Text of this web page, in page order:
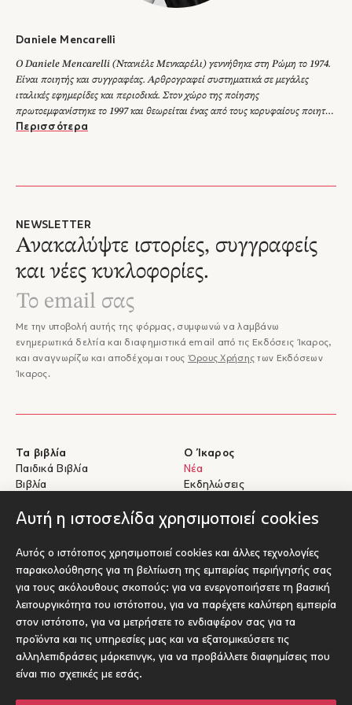
Αυτή η ιστοσελίδα χρησιμοποιεί cookies
Αυτός ο ιστότοπος χρησιμοποιεί cookies και άλλες τεχνολογίες
παρακολούθησης για τη βελτίωση της εμπειρίας περιήγησής σας
για τους ακόλουθους σκοπούς: για να ενεργοποιήσετε τη βασική
λειτουργικότητα του ιστότοπου, για να παρέχετε καλύτερη εμπειρία
στον ιστότοπο, για να μετρήσετε το ενδιαφέρον σας για τα
προϊόντα και τις υπηρεσίες μας και να εξατομικεύσετε τις
αλληλεπιδράσεις μάρκετινγκ, για να προβάλλετε διαφημίσεις που
είναι πιο σχετικές με εσάς.
Daniele Mencarelli
Ο Daniele Mencarelli (Ντανιέλε Μενκαρέλι) γεννήθηκε στη Ρώμη το 1974.
Είναι ποιητής και συγγραφέας. Αρθρογραφεί συστηματικά σε μεγάλες
ιταλικές εφημερίδες και περιοδικά. Στον χώρο της ποίησης
πρωτοεμφανίστηκε το 1997 και θεωρείται ένας από τους κορυφαίους ποιητές
της γενιάς του. Το 2018 κυκλοφόρησε το πρώτο του μυθιστόρημα La casa
πρόκειται να μεταφραστεί σε 15 χώρες. Το 2021 κυκλοφόρησε το Sempre
tornare (βραβείο Flaiano), με το οποίο ολοκληρώθηκε η άτυπη
αυτοβιογραφική τριλογία του. Το 2023 και το 2024 εκδόθηκαν αντίστοιχα τα
μυθιστορήματά του Fame d’aria και Brucia l’origine.
Περισσότερα
NEWSLETTER
Ανακαλύψτε ιστορίες, συγγραφείς
και νέες κυκλοφορίες.
Με την υποβολή αυτής της φόρμας, συμφωνώ να λαμβάνω
ενημερωτικά δελτία και διαφημιστικά email από τις Εκδόσεις Ίκαρος,
και αναγνωρίζω και αποδέχομαι τους Όρους Χρήσης των Εκδόσεων
Ίκαρος.
Τα βιβλία
Παιδικά Βιβλία
Βιβλία
Ο Ίκαρος
Νέα
Εκδηλώσεις
Βοήθεια
Αποστολές & Επιστροφές
Σχετικά με τα eBooks
Επικοινωνία
Για Συγγραφείς
Υποβολή έργου προς έκδοση
Socials